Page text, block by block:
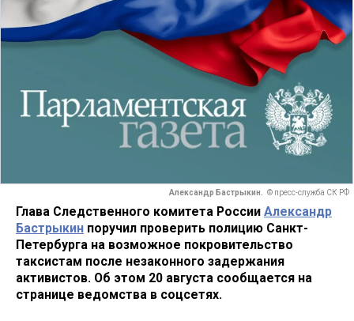
Александр Бастрыкин. © пресс-служба СК РФ
Глава Следственного комитета России Александр
Бастрыкин поручил проверить полицию Санкт-
Петербурга на возможное покровительство
таксистам после незаконного задержания
активистов. Об этом 20 августа сообщается на
странице ведомства в соцсетях.